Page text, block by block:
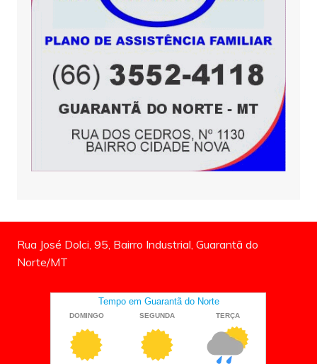
Rua José Dolci, 95, Bairro Industrial, Guarantã do
Norte/MT